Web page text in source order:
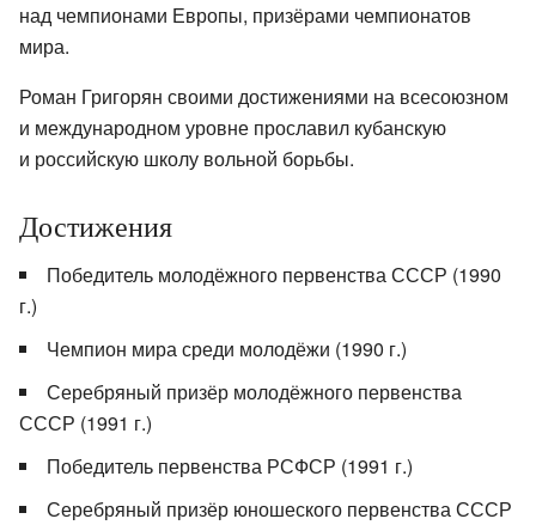
над чемпионами Европы, призёрами чемпионатов
мира.
Роман Григорян своими достижениями на всесоюзном
и международном уровне прославил кубанскую
и российскую школу вольной борьбы.
Достижения
Победитель молодёжного первенства СССР (1990
г.)
Чемпион мира среди молодёжи (1990 г.)
Серебряный призёр молодёжного первенства
СССР (1991 г.)
Победитель первенства РСФСР (1991 г.)
Серебряный призёр юношеского первенства СССР